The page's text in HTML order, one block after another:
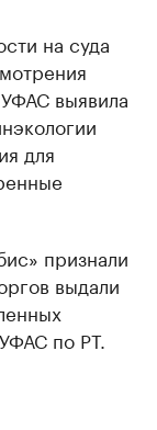
на суда
выявила
для
признали
выдали
по РТ.